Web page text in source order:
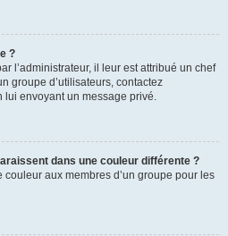
?
l’administrateur, il leur est attribué un chef
groupe d’utilisateurs, contactez
lui envoyant un message privé.
dans une couleur différente ?
couleur aux membres d’un groupe pour les